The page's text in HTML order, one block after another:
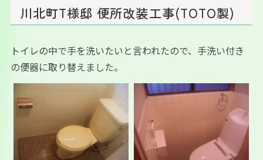
川北町T様邸 便所改装工事(TOTO製)
トイレの中で手を洗いたいと言われたので、手洗い付き
の便器に取り替えました。